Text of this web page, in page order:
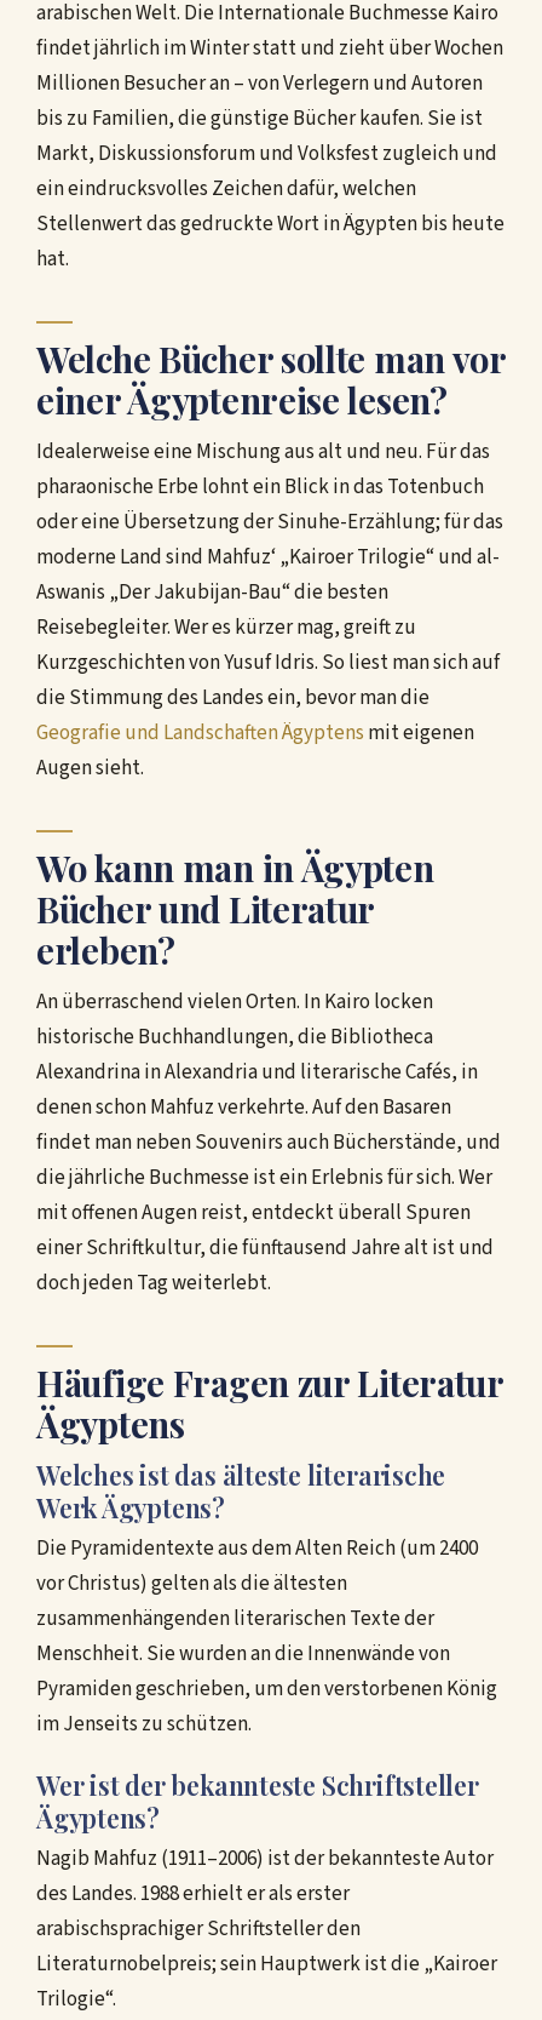
arabischen Welt. Die Internationale Buchmesse Kairo
findet jährlich im Winter statt und zieht über Wochen
Millionen Besucher an – von Verlegern und Autoren
bis zu Familien, die günstige Bücher kaufen. Sie ist
Markt, Diskussionsforum und Volksfest zugleich und
ein eindrucksvolles Zeichen dafür, welchen
Stellenwert das gedruckte Wort in Ägypten bis heute
hat.
Welche Bücher sollte man vor
einer Ägyptenreise lesen?
Idealerweise eine Mischung aus alt und neu. Für das
pharaonische Erbe lohnt ein Blick in das Totenbuch
oder eine Übersetzung der Sinuhe-Erzählung; für das
moderne Land sind Mahfuz‘ „Kairoer Trilogie“ und al-
Aswanis „Der Jakubijan-Bau“ die besten
Reisebegleiter. Wer es kürzer mag, greift zu
Kurzgeschichten von Yusuf Idris. So liest man sich auf
die Stimmung des Landes ein, bevor man die
Geografie und Landschaften Ägyptens mit eigenen
Augen sieht.
Wo kann man in Ägypten
Bücher und Literatur
erleben?
An überraschend vielen Orten. In Kairo locken
historische Buchhandlungen, die Bibliotheca
Alexandrina in Alexandria und literarische Cafés, in
denen schon Mahfuz verkehrte. Auf den Basaren
findet man neben Souvenirs auch Bücherstände, und
die jährliche Buchmesse ist ein Erlebnis für sich. Wer
mit offenen Augen reist, entdeckt überall Spuren
einer Schriftkultur, die fünftausend Jahre alt ist und
doch jeden Tag weiterlebt.
Häufige Fragen zur Literatur
Ägyptens
Welches ist das älteste literarische
Werk Ägyptens?
Die Pyramidentexte aus dem Alten Reich (um 2400
vor Christus) gelten als die ältesten
zusammenhängenden literarischen Texte der
Menschheit. Sie wurden an die Innenwände von
Pyramiden geschrieben, um den verstorbenen König
im Jenseits zu schützen.
Wer ist der bekannteste Schriftsteller
Ägyptens?
Nagib Mahfuz (1911–2006) ist der bekannteste Autor
des Landes. 1988 erhielt er als erster
arabischsprachiger Schriftsteller den
Literaturnobelpreis; sein Hauptwerk ist die „Kairoer
Trilogie“.